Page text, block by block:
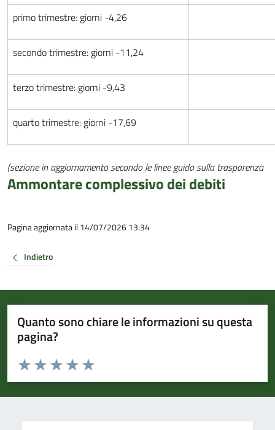
primo trimestre: giorni -4,26
secondo trimestre: giorni -11,24
terzo trimestre: giorni -9,43
quarto trimestre: giorni -17,69
(sezione in aggiornamento secondo le linee guida sulla trasparenza
Ammontare complessivo dei debiti
Pagina aggiornata il 14/07/2026 13:34
Indietro
Quanto sono chiare le informazioni su questa
pagina?
Valuta da 1 a 5 stelle la pagina
Valuta 5 stelle su 5
Valuta 4 stelle su 5
Valuta 3 stelle su 5
Valuta 2 stelle su 5
Valuta 1 stelle su 5